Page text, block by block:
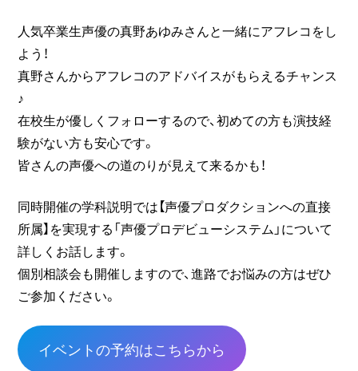
人気卒業生声優の真野あゆみさんと一緒にアフレコをし
よう！
真野さんからアフレコのアドバイスがもらえるチャンス
♪
在校生が優しくフォローするので、初めての方も演技経
験がない方も安心です。
皆さんの声優への道のりが見えて来るかも！
同時開催の学科説明では【声優プロダクションへの直接
所属】を実現する「声優プロデビューシステム」について
詳しくお話します。
個別相談会も開催しますので、進路でお悩みの方はぜひ
ご参加ください。
イベントの予約はこちらから